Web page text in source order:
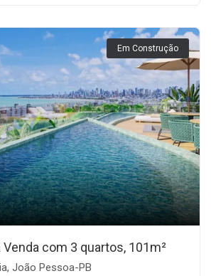
Em Construção
com 3 quartos, 101m²
João Pessoa-PB